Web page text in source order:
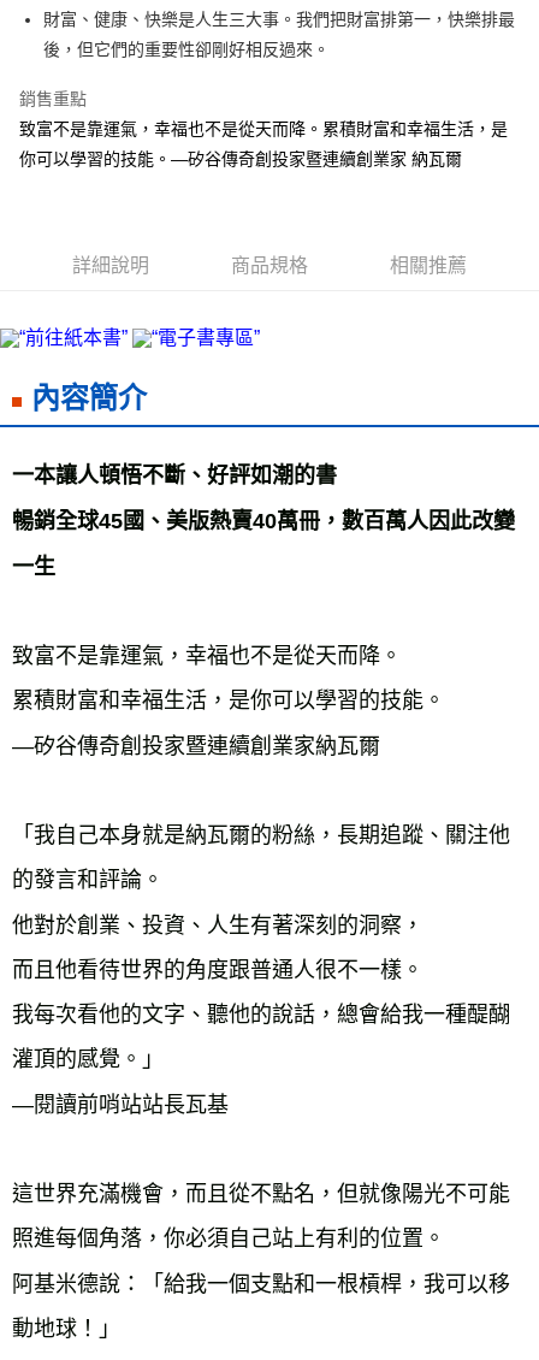
運送方式
宅配
數位商品免運
免運費
雜誌海外運費
財富、健康、快樂是人生三大事。我們把財富排第一，快樂排最
後，但它們的重要性卻剛好相反過來。
銷售重點
致富不是靠運氣，幸福也不是從天而降。累積財富和幸福生活，是
你可以學習的技能。—矽谷傳奇創投家暨連續創業家 納瓦爾
詳細說明 商品規格 相關推薦
內容簡介
一本讓人頓悟不斷、好評如潮的書
暢銷全球45國、美版熱賣40萬冊，數百萬人因此改變
一生
致富不是靠運氣，幸福也不是從天而降。
累積財富和幸福生活，是你可以學習的技能。
—矽谷傳奇創投家暨連續創業家納瓦爾
「我自己本身就是納瓦爾的粉絲，長期追蹤、關注他
的發言和評論。
他對於創業、投資、人生有著深刻的洞察，
而且他看待世界的角度跟普通人很不一樣。
我每次看他的文字、聽他的說話，總會給我一種醍醐
灌頂的感覺。」
—閱讀前哨站站長瓦基
這世界充滿機會，而且從不點名，但就像陽光不可能
照進每個角落，你必須自己站上有利的位置。
阿基米德說：「給我一個支點和一根槓桿，我可以移
動地球！」